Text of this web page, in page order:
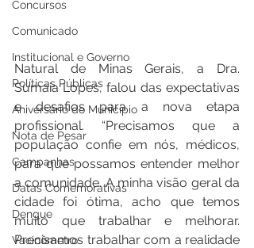
Concursos
Comunicado
Institucional e Governo
Políticas Públicas
Aniversário do Município
Nota de Pesar
Campanhas
Datas Comemorativas
Dengue
Vacinômetro
Natural de Minas Gerais, a Dra.
Sumaia Lopes, falou das expectativas
e desafios para a nova etapa
profissional. “Precisamos que a
população confie em nós, médicos,
para que possamos entender melhor
a comunidade. A minha visão geral da
cidade foi ótima, acho que temos
muito que trabalhar e melhorar.
Precisamos trabalhar com a realidade